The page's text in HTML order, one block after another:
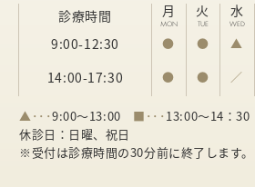
診療時間 月
MON
火
TUE
水
WED
9:00-12:30 ● ● ▲
14:00-17:30 ● ● ／
▲･･･9:00～13:00 ■･･･ 13:00～14：30
休診日：日曜、祝日
※受付は診療時間の30分前に終了します。